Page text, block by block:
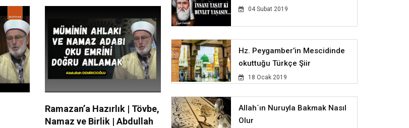
Ramazan’a Hazırlık | Tövbe,
Namaz ve Birlik | Abdullah
04 Subat 2019
Hz. Peygamber’in Mescidinde
okuttuğu Türkçe Şiir
18 Ocak 2019
Allah´ın Nuruyla Bakmak Nasıl
Olur